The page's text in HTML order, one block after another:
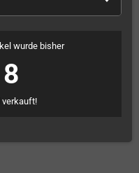
wurde bisher
8
verkauft!